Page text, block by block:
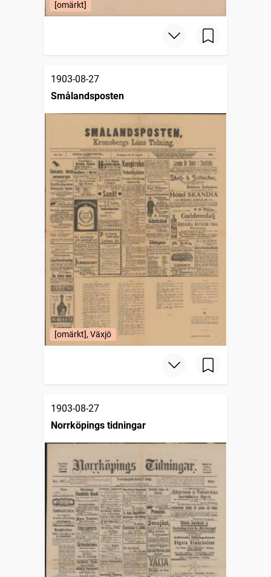
[omärkt]
1903-08-27
Smålandsposten
[omärkt], Växjö
1903-08-27
Norrköpings tidningar